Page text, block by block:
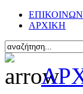
ΑΡΧΙΚΗ